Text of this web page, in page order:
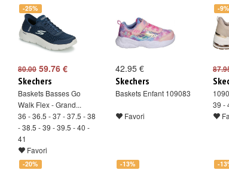
-25%
80.00 59.76 €
Skechers
Baskets Basses Go
Walk Flex - Grand...
36 - 36.5 - 37 - 37.5 - 38
- 38.5 - 39 - 39.5 - 40 -
41
Favori
42.95 €
Skechers
Baskets Enfant 109083
Favori
-9%
39 -
-20% -13% -